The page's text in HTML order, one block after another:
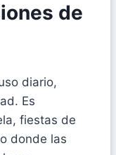
de
diario,
Es
fiestas de
donde las